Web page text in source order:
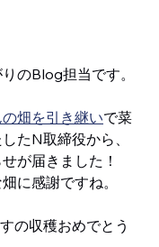
のBlog担当です。
畑を引き継いで菜
たN取締役から、
が届きました！
に感謝ですね。
の収穫おめでとう